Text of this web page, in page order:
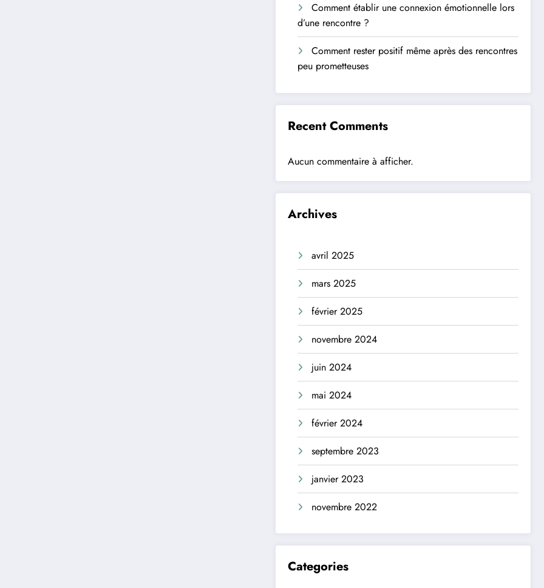
Comment établir une connexion émotionnelle lors
d’une rencontre ?
Comment rester positif même après des rencontres
peu prometteuses
Recent Comments
Aucun commentaire à afficher.
Archives
avril 2025
mars 2025
février 2025
novembre 2024
juin 2024
mai 2024
février 2024
septembre 2023
janvier 2023
novembre 2022
Categories